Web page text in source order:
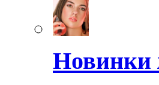
Новинки